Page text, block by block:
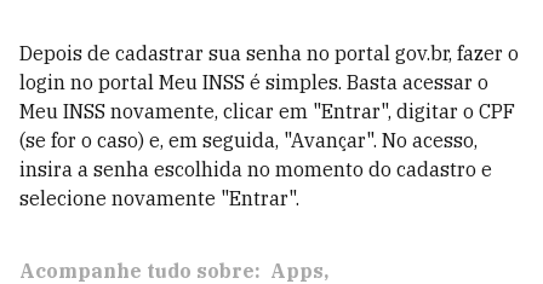
Depois de cadastrar sua senha no portal gov.br, fazer o
login no portal Meu INSS é simples. Basta acessar o
Meu INSS novamente, clicar em "Entrar", digitar o CPF
(se for o caso) e, em seguida, "Avançar". No acesso,
insira a senha escolhida no momento do cadastro e
selecione novamente "Entrar".
Acompanhe tudo sobre: Apps